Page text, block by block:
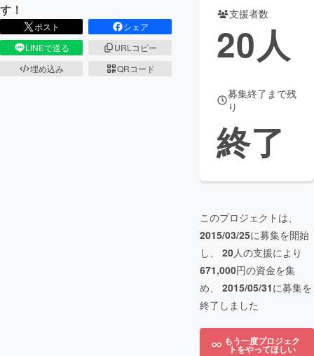
す！
ポスト
シェア
LINEで送る
URLコピー
埋め込み
QRコード
支援者数
20人
募集終了まで残
り
終了
このプロジェクトは、
2015/03/25に募集を開始
し、 20人の支援により
671,000円の資金を集
め、 2015/05/31に募集を
終了しました
もう一度プロジェク
トをやってほしい